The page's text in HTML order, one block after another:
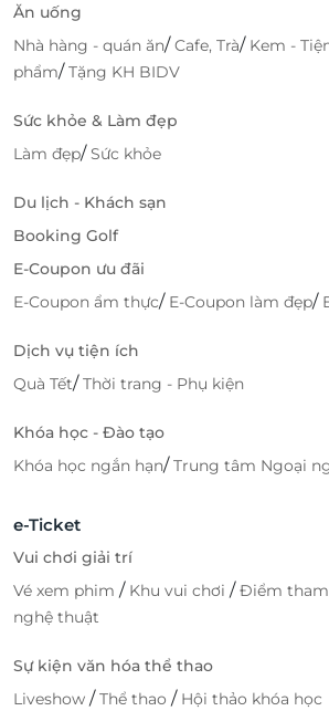
Ăn uống
Nhà hàng - quán ăn/Cafe, Trà/ Kem -
phẩm/Tặng KH BIDV
Sức khỏe & Làm đẹp
Làm đẹp/Sức khỏe
Du lịch - Khách sạn
Booking Golf
E-Coupon ưu đãi
E-Coupon ẩm thực/ E-Coupon làm đẹp/
Dịch vụ tiện ích
Quà Tết/Thời trang - Phụ kiện
Khóa học - Đào tạo
Khóa học ngắn hạn/Trung tâm Ngoại
e-Ticket
Vui chơi giải trí
Vé xem phim / Khu vui chơi /Điểm
nghệ thuật
Sự kiện văn hóa thể thao
Liveshow /Thể thao / Hội thảo khóa học